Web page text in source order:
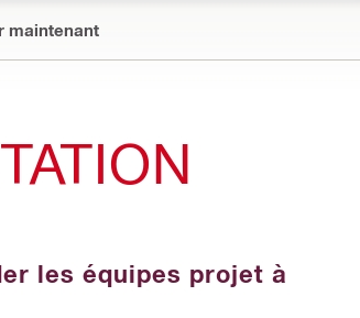
maintenant
les équipes projet à